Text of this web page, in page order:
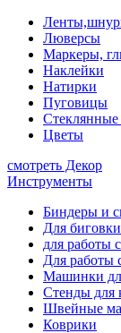
Люверсы
Маркеры,
Наклейки
Натирки
Пуговицы
Стеклянные
Цветы
смотреть Декор
Инструменты
Биндеры и
Для
для работы
Для работы
Машинки
Стенды для
Швейные
Коврики